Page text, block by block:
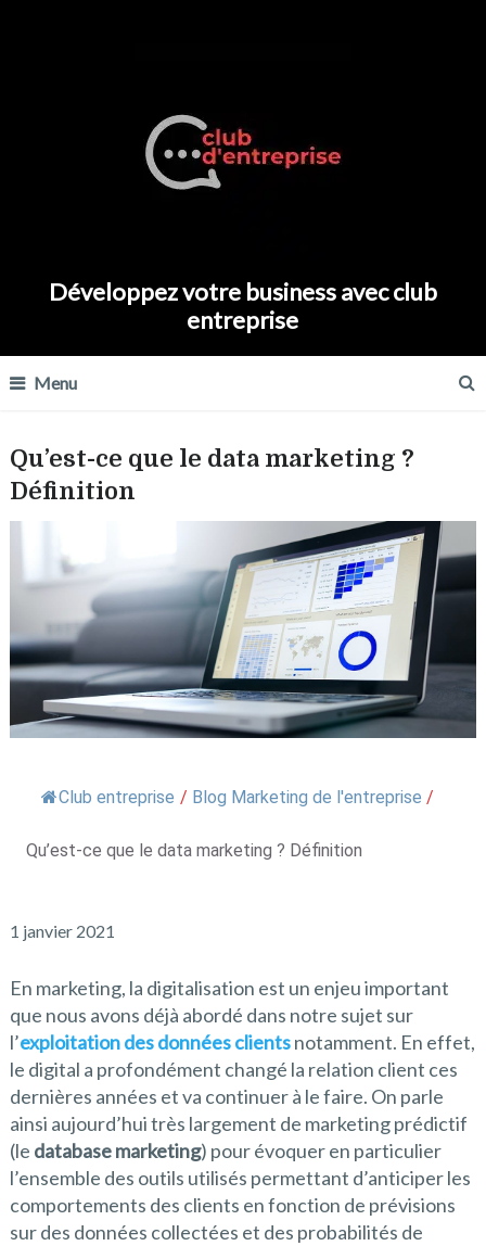
Développez votre business avec club
entreprise
Menu
Qu’est-ce que le data marketing ?
Définition
Club entreprise / Blog Marketing de l'entreprise /
Qu’est-ce que le data marketing ? Définition
1 janvier 2021
En marketing, la digitalisation est un enjeu important
que nous avons déjà abordé dans notre sujet sur
l’exploitation des données clientsnotamment. En effet,
le digital a profondément changé la relation client ces
dernières années et va continuer à le faire. On parle
ainsi aujourd’hui très largement de marketing prédictif
(le database marketing) pour évoquer en particulier
l’ensemble des outils utilisés permettant d’anticiper les
comportements des clients en fonction de prévisions
sur des données collectées et des probabilités de